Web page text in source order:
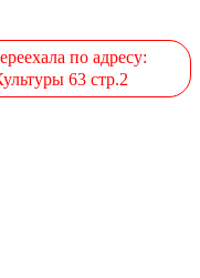
по адресу:
63 стр.2